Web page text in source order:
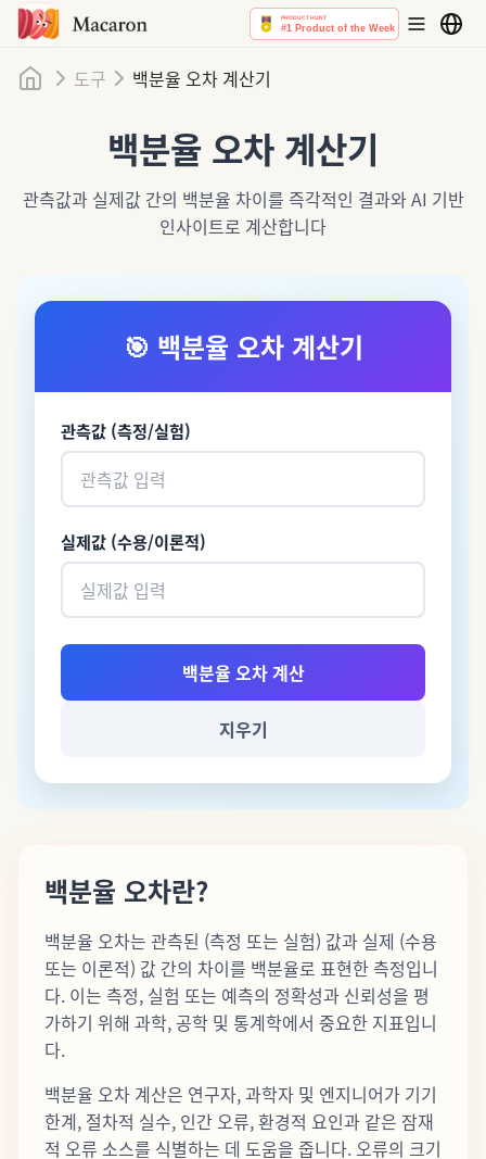
홈 도구 백분율 오차 계산기
백분율 오차 계산기
관측값과 실제값 간의 백분율 차이를 즉각적인 결과와 AI 기반
인사이트로 계산합니다
🎯 백분율 오차 계산기
관측값 (측정/실험)
실제값 (수용/이론적)
백분율 오차 계산
지우기
백분율 오차란?
백분율 오차는 관측된 (측정 또는 실험) 값과 실제 (수용
또는 이론적) 값 간의 차이를 백분율로 표현한 측정입니
다. 이는 측정, 실험 또는 예측의 정확성과 신뢰성을 평
가하기 위해 과학, 공학 및 통계학에서 중요한 지표입니
다.
백분율 오차 계산은 연구자, 과학자 및 엔지니어가 기기
한계, 절차적 실수, 인간 오류, 환경적 요인과 같은 잠재
적 오류 소스를 식별하는 데 도움을 줍니다. 오류의 크기